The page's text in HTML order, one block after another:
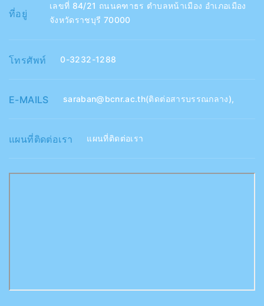
ที่อยู่
เลขที่ 84/21 ถนนคฑาธร ตำบลหน้าเมือง อำเภอเมือง
จังหวัดราชบุรี 70000
โทรศัพท์ 0-3232-1288
E-MAILS saraban@bcnr.ac.th(ติดต่อสารบรรณกลาง),
แผนที่ติดต่อเรา แผนที่ติดต่อเรา